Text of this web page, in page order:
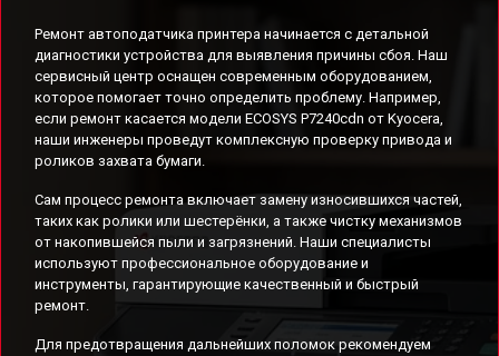
Ремонт автоподатчика принтера начинается с детальной
диагностики устройства для выявления причины сбоя. Наш
сервисный центр оснащен современным оборудованием,
которое помогает точно определить проблему. Например,
если ремонт касается модели ECOSYS P7240cdn от Kyocera,
наши инженеры проведут комплексную проверку привода и
роликов захвата бумаги.
Сам процесс ремонта включает замену износившихся частей,
таких как ролики или шестерёнки, а также чистку механизмов
от накопившейся пыли и загрязнений. Наши специалисты
используют профессиональное оборудование и
инструменты, гарантирующие качественный и быстрый
ремонт.
Для предотвращения дальнейших поломок рекомендуем